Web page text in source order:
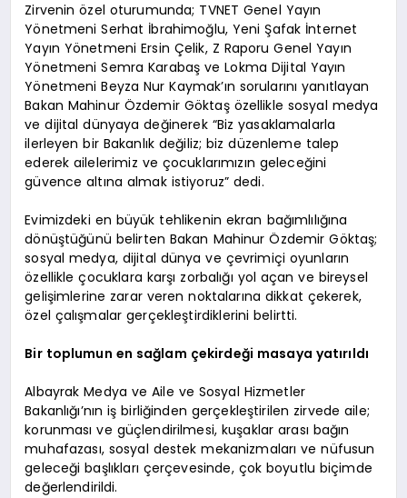
Zirvenin özel oturumunda; TVNET Genel Yayın
Yönetmeni Serhat İbrahimoğlu, Yeni Şafak İnternet
Yayın Yönetmeni Ersin Çelik, Z Raporu Genel Yayın
Yönetmeni Semra Karabaş ve Lokma Dijital Yayın
Yönetmeni Beyza Nur Kaymak’ın sorularını yanıtlayan
Bakan Mahinur Özdemir Göktaş özellikle sosyal medya
ve dijital dünyaya değinerek “Biz yasaklamalarla
ilerleyen bir Bakanlık değiliz; biz düzenleme talep
ederek ailelerimiz ve çocuklarımızın geleceğini
güvence altına almak istiyoruz” dedi.
Evimizdeki en büyük tehlikenin ekran bağımlılığına
dönüştüğünü belirten Bakan Mahinur Özdemir Göktaş;
sosyal medya, dijital dünya ve çevrimiçi oyunların
özellikle çocuklara karşı zorbalığı yol açan ve bireysel
gelişimlerine zarar veren noktalarına dikkat çekerek,
özel çalışmalar gerçekleştirdiklerini belirtti.
Bir toplumun en sağlam çekirdeği masaya yatırıldı
Albayrak Medya ve Aile ve Sosyal Hizmetler
Bakanlığı’nın iş birliğinden gerçekleştirilen zirvede aile;
korunması ve güçlendirilmesi, kuşaklar arası bağın
muhafazası, sosyal destek mekanizmaları ve nüfusun
geleceği başlıkları çerçevesinde, çok boyutlu biçimde
değerlendirildi.